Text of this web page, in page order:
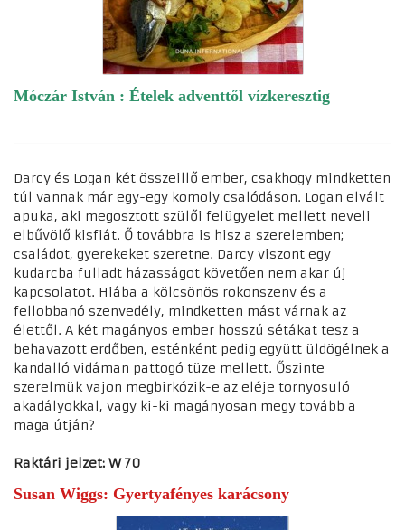
Móczár István : Ételek adventtől vízkeresztig
Susan Wiggs: Gyertyafényes karácsony
Darcy és Logan két összeillő ember, csakhogy mindketten
túl vannak már egy-egy komoly csalódáson. Logan elvált
apuka, aki megosztott szülői felügyelet mellett neveli
elbűvölő kisfiát. Ő továbbra is hisz a szerelemben;
családot, gyerekeket szeretne. Darcy viszont egy
kudarcba fulladt házasságot követően nem akar új
kapcsolatot. Hiába a kölcsönös rokonszenv és a
fellobbanó szenvedély, mindketten mást várnak az
élettől. A két magányos ember hosszú sétákat tesz a
behavazott erdőben, esténként pedig együtt üldögélnek a
kandalló vidáman pattogó tüze mellett. Őszinte
szerelmük vajon megbirkózik-e az eléje tornyosuló
akadályokkal, vagy ki-ki magányosan megy tovább a
maga útján?
Raktári jelzet: W 70